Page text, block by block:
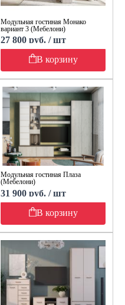
Модульная гостиная Монако
вариант 3 (Мебелони)
27 800 руб. / шт
В корзину
Модульная гостиная Плаза
(Мебелони)
31 900 руб. / шт
В корзину